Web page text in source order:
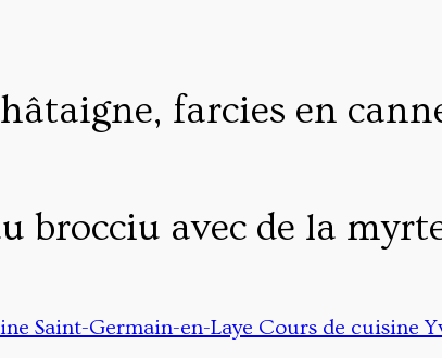
farcies en
brocciu avec de la